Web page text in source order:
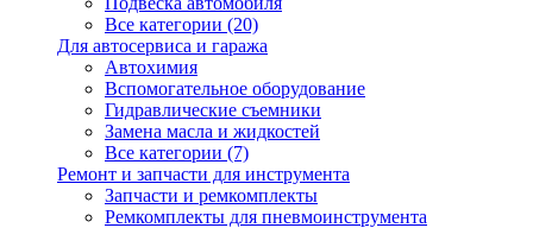
Все категории (20)
Для автосервиса и гаража
Автохимия
Вспомогательное оборудование
Гидравлические съемники
Замена масла и жидкостей
Все категории (7)
Ремонт и запчасти для инструмента
Запчасти и ремкомплекты
Ремкомплекты для пневмоинструмента